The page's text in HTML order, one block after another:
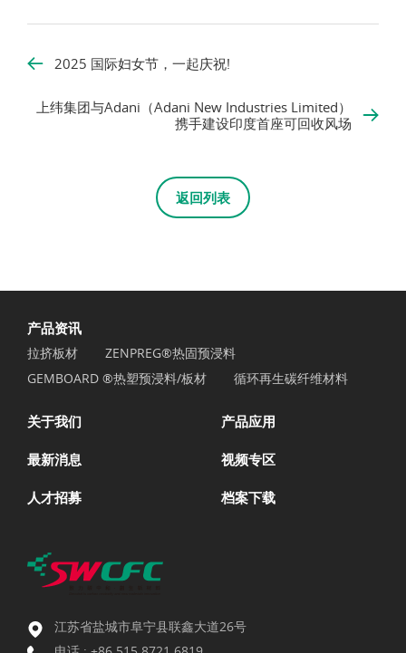
2025 国际妇女节，一起庆祝!
上纬集团与Adani（Adani New Industries Limited）
携手建设印度首座可回收风场
返回列表
产品资讯
拉挤板材
ZENPREG®热固预浸料
GEMBOARD ®热塑预浸料/板材
循环再生碳纤维材料
关于我们 产品应用
最新消息 视频专区
人才招募 档案下载
江苏省盐城市阜宁县联鑫大道26号